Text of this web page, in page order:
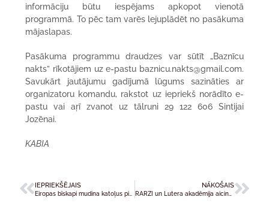
informāciju būtu iespējams apkopot vienotā
programmā. To pēc tam varēs lejuplādēt no pasākuma
mājaslapas.
Pasākuma programmu draudzes var sūtīt „Baznīcu
nakts” rīkotājiem uz e-pastu baznicu.nakts@gmail.com.
Savukārt jautājumu gadījumā lūgums sazināties ar
organizatoru komandu, rakstot uz iepriekš norādīto e-
pastu vai aŗī zvanot uz tālruni 29 122 606 Sintijai
Jozēnai.
KABIA
IEPRIEKŠĒJAIS NĀKOŠAIS
RARZI un Lutera akadēmija aicina uz konferenci par karu un mieru kristīgās antropoloģijas skatījumā